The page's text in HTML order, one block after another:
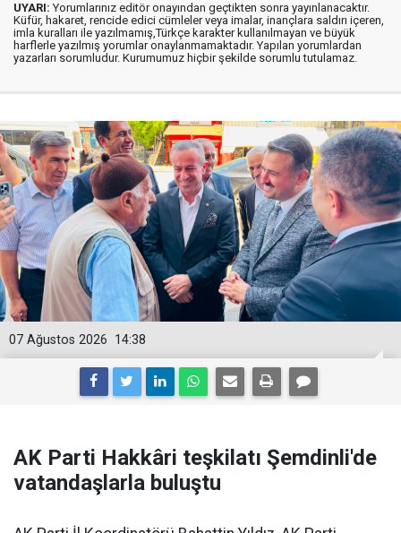
UYARI: Yorumlarınız editör onayından geçtikten sonra yayınlanacaktır.
Küfür, hakaret, rencide edici cümleler veya imalar, inançlara saldırı içeren,
imla kuralları ile yazılmamış,Türkçe karakter kullanılmayan ve büyük
harflerle yazılmış yorumlar onaylanmamaktadır. Yapılan yorumlardan
yazarları sorumludur. Kurumumuz hiçbir şekilde sorumlu tutulamaz.
14:38
07 Ağustos 2026
AK Parti Hakkâri teşkilatı Şemdinli'de
vatandaşlarla buluştu